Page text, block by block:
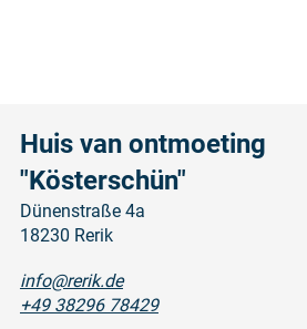
Huis van ontmoeting
"Kösterschün"
Dünenstraße 4a
18230 Rerik
info@rerik.de
+49 38296 78429